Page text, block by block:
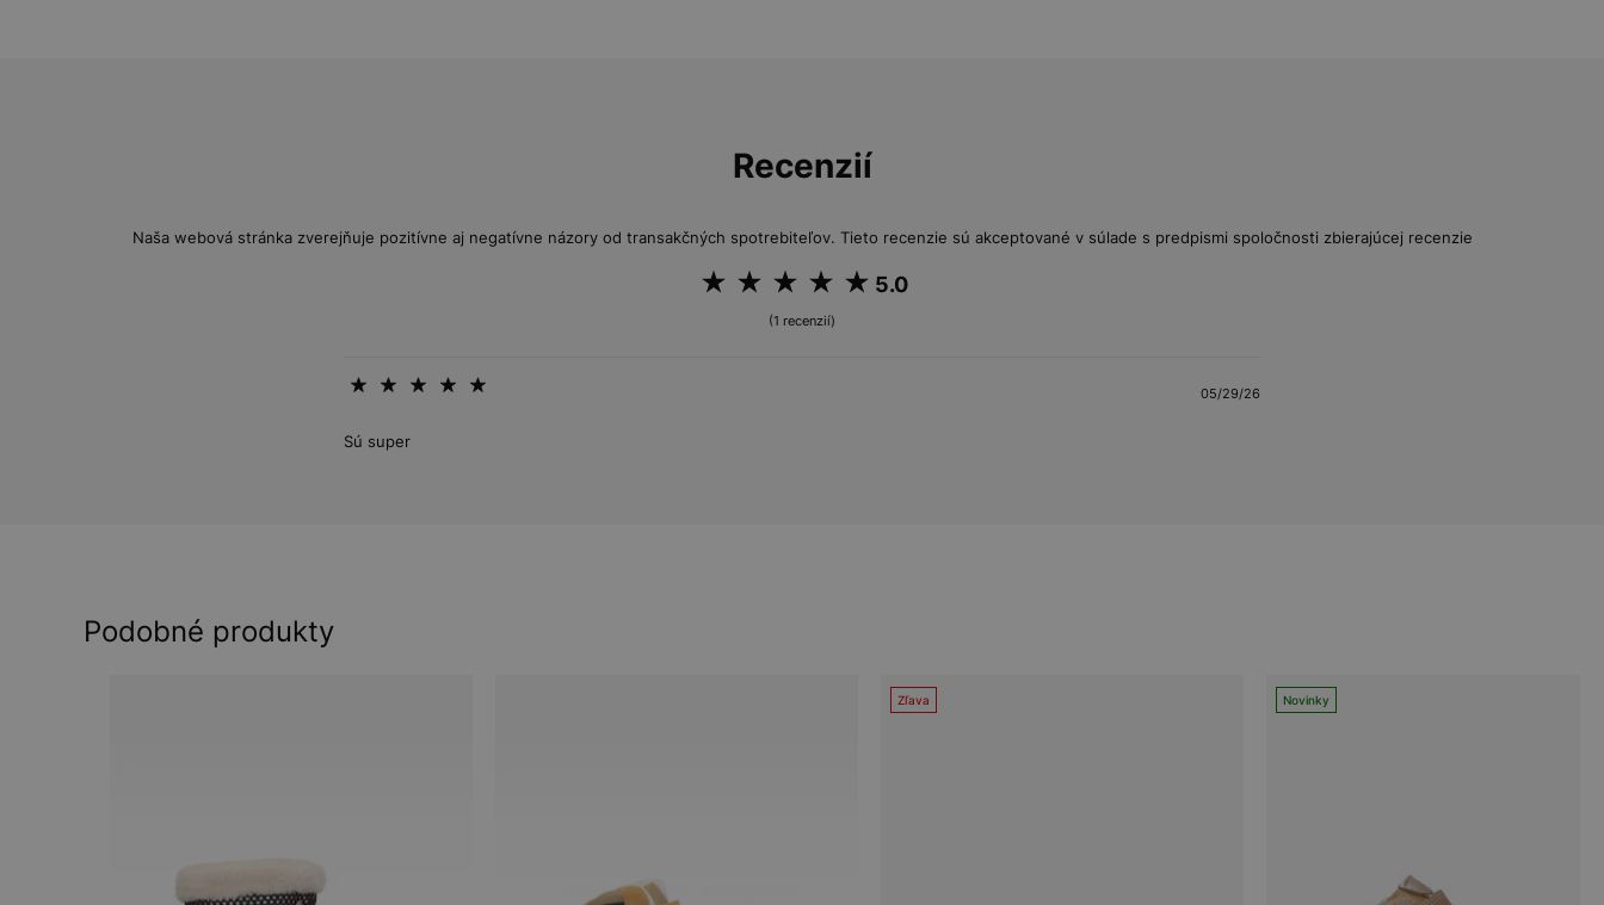
Recenzií
Naša webová stránka zverejňuje pozitívne aj negatívne názory od transakčných spotrebiteľov. Tieto recenzie sú akceptované v súlade s predpismi spoločnosti zbierajúcej recenzie
5.0
(1 recenzií)
05/29/26
Sú super
Podobné produkty
Zľava Novinky